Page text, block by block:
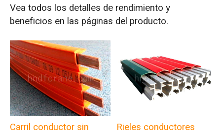
Vea todos los detalles de rendimiento y
beneficios en las páginas del producto.
Carril conductor sin
Rieles conductores